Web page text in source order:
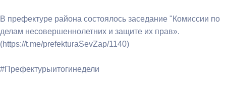
В префектуре района состоялось заседание "Комиссии по
делам несовершеннолетних и защите их прав».
(https://t.me/prefekturaSevZap/1140)
#Префектурыитогинедели